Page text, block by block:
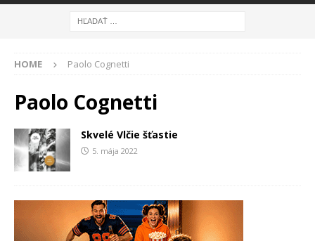
HOME Paolo Cognetti
Paolo Cognetti
Skvelé Vlčie šťastie
5. mája 2022